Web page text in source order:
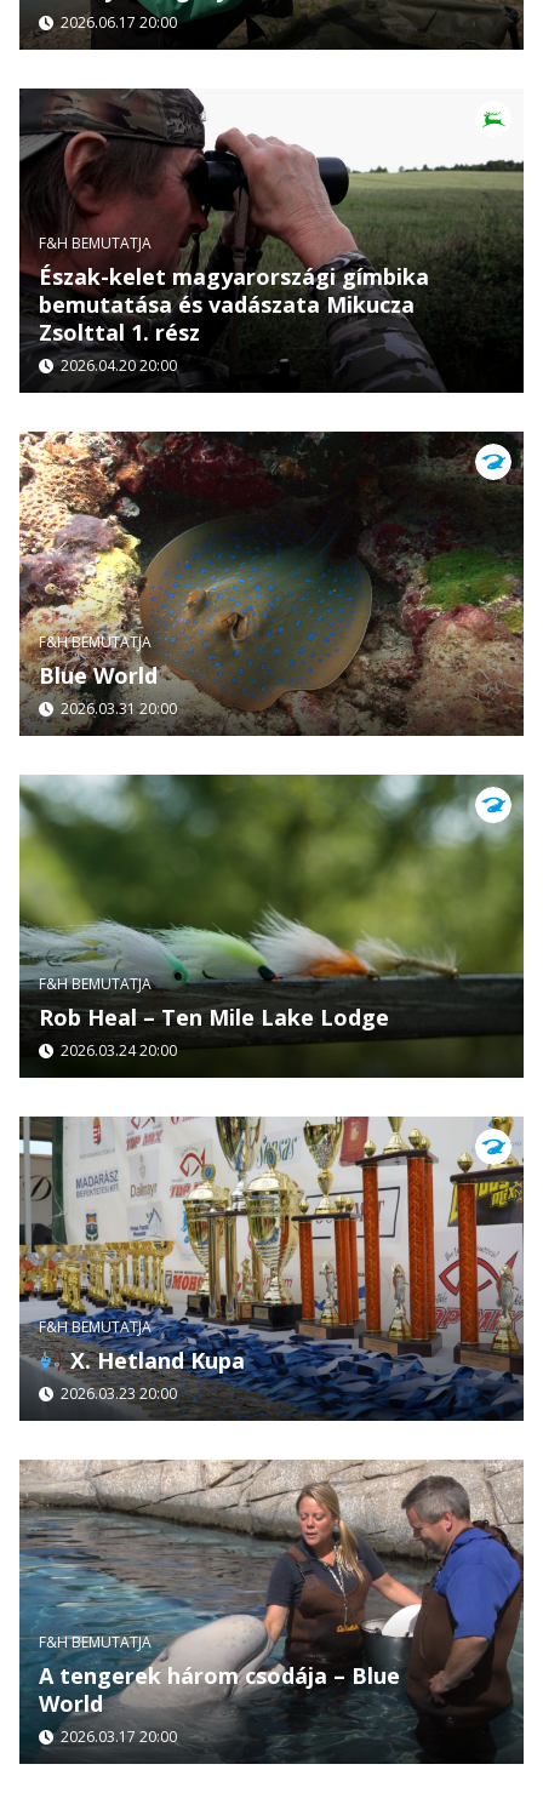
2026.06.17 20:00
F&H BEMUTATJA
Észak-kelet magyarországi gímbika
bemutatása és vadászata Mikucza
Zsolttal 1. rész
2026.04.20 20:00
F&H BEMUTATJA
Blue World
2026.03.31 20:00
F&H BEMUTATJA
Rob Heal – Ten Mile Lake Lodge
2026.03.24 20:00
F&H BEMUTATJA
X. Hetland Kupa
2026.03.23 20:00
F&H BEMUTATJA
A tengerek három csodája – Blue
World
2026.03.17 20:00